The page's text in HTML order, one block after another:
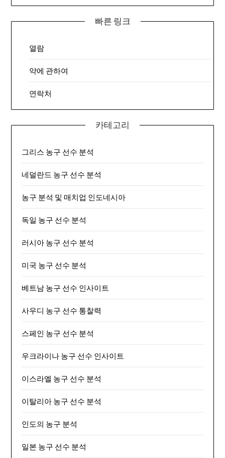
빠른 링크
열람
약에 관하여
연락처
카테고리
그리스 농구 선수 분석
네덜란드 농구 선수 분석
농구 분석 및 매치업 인도네시아
독일 농구 선수 분석
러시아 농구 선수 분석
미국 농구 선수 분석
베트남 농구 선수 인사이트
사우디 농구 선수 통찰력
스페인 농구 선수 분석
우크라이나 농구 선수 인사이트
이스라엘 농구 선수 분석
이탈리아 농구 선수 분석
인도의 농구 분석
일본 농구 선수 분석